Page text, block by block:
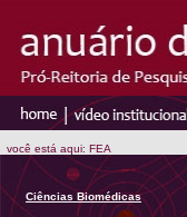
você está aqui: FEA
Ciências Biomédicas